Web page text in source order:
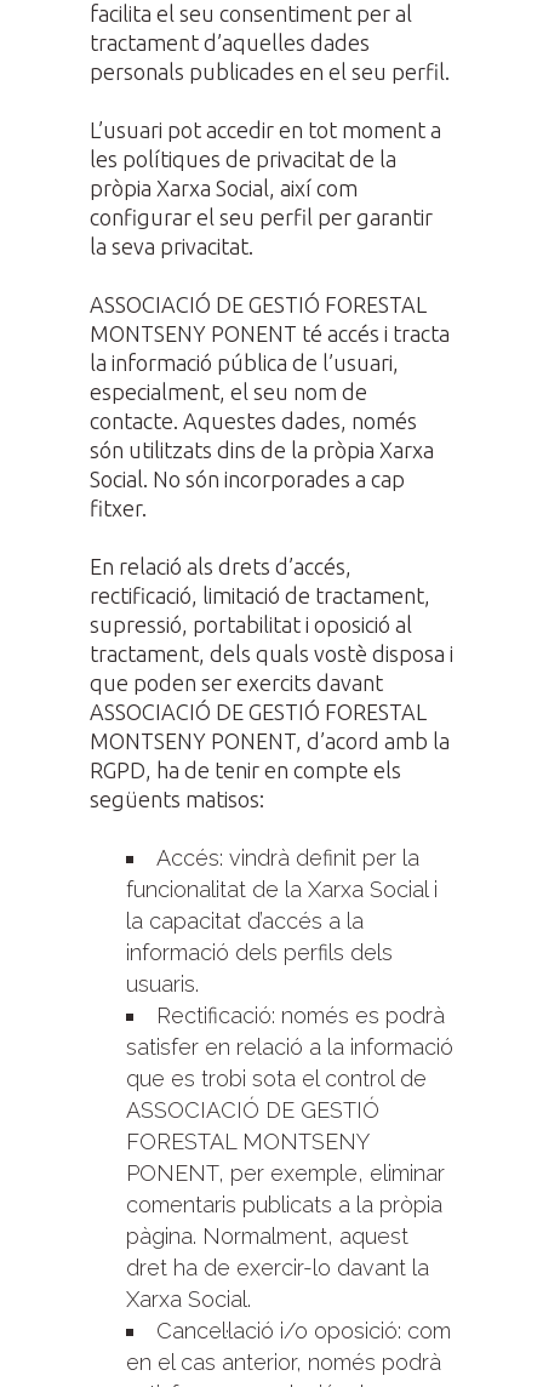
facilita el seu consentiment per al
tractament d’aquelles dades
personals publicades en el seu perfil.
L’usuari pot accedir en tot moment a
les polítiques de privacitat de la
pròpia Xarxa Social, així com
configurar el seu perfil per garantir
la seva privacitat.
ASSOCIACIÓ DE GESTIÓ FORESTAL
MONTSENY PONENT té accés i tracta
la informació pública de l’usuari,
especialment, el seu nom de
contacte. Aquestes dades, només
són utilitzats dins de la pròpia Xarxa
Social. No són incorporades a cap
fitxer.
En relació als drets d’accés,
rectificació, limitació de tractament,
supressió, portabilitat i oposició al
tractament, dels quals vostè disposa i
que poden ser exercits davant
ASSOCIACIÓ DE GESTIÓ FORESTAL
MONTSENY PONENT, d’acord amb la
RGPD, ha de tenir en compte els
següents matisos:
Accés: vindrà definit per la
funcionalitat de la Xarxa Social i
la capacitat d’accés a la
informació dels perfils dels
usuaris.
Rectificació: només es podrà
satisfer en relació a la informació
que es trobi sota el control de
ASSOCIACIÓ DE GESTIÓ
FORESTAL MONTSENY
PONENT, per exemple, eliminar
comentaris publicats a la pròpia
pàgina. Normalment, aquest
dret ha de exercir-lo davant la
Xarxa Social.
Cancel·lació i/o oposició: com
en el cas anterior, només podrà